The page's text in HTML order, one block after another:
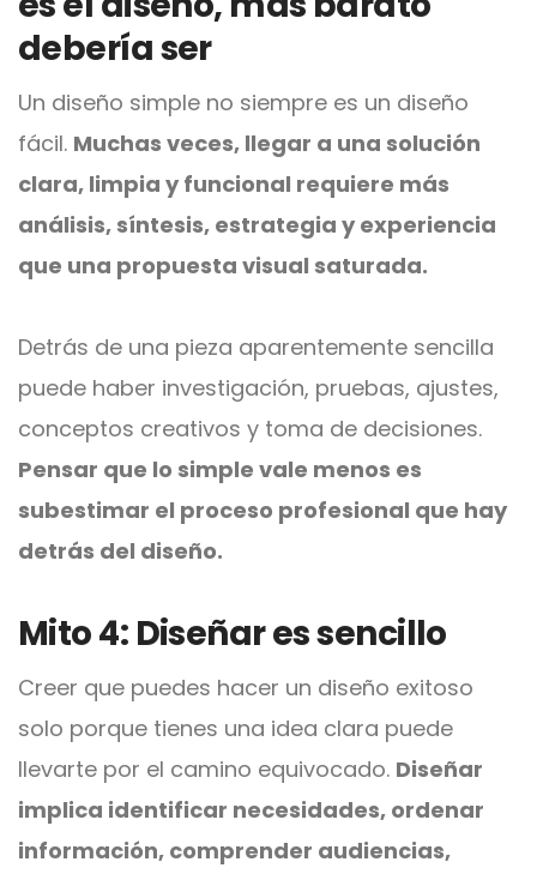
debería ser
Un diseño simple no siempre es un diseño
fácil. Muchas veces, llegar a una solución
clara, limpia y funcional requiere más
análisis, síntesis, estrategia y experiencia
que una propuesta visual saturada.
Detrás de una pieza aparentemente sencilla
puede haber investigación, pruebas, ajustes,
conceptos creativos y toma de decisiones.
Pensar que lo simple vale menos es
subestimar el proceso profesional que hay
detrás del diseño.
Mito 4: Diseñar es sencillo
Creer que puedes hacer un diseño exitoso
solo porque tienes una idea clara puede
llevarte por el camino equivocado. Diseñar
implica identificar necesidades, ordenar
información, comprender audiencias,